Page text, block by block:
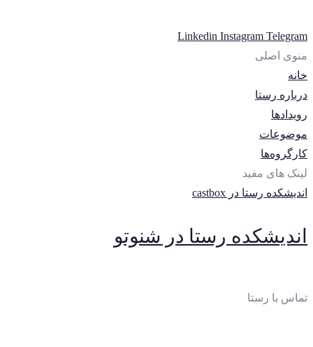
Linkedin Instagram Telegram
منوی اصلی
خانه
درباره رستا
رویدادها
موضوعات
کارگروه‌ها
لینک های مفید
اندیشکده رستا در castbox
اندیشکده رستا در شنوتو
تماس با رستا